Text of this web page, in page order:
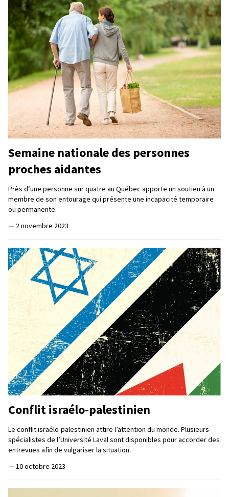
Semaine nationale des personnes
proches aidantes
Près d’une personne sur quatre au Québec apporte un soutien à un
membre de son entourage qui présente une incapacité temporaire
ou permanente.
— 2 novembre 2023
Conflit israélo-palestinien
Le conflit israélo-palestinien attire l’attention du monde. Plusieurs
spécialistes de l’Université Laval sont disponibles pour accorder des
entrevues afin de vulgariser la situation.
— 10 octobre 2023